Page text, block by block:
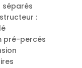
séparés
:
pré-percés